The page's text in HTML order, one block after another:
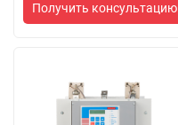
Получить консультацию